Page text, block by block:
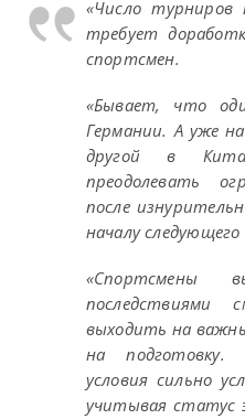
«Число турниров
требует
спортсмен.
«Бывает, что
Германии. А уже
другой в
преодолевать
после
началу
«Спортсмены
последствиями
выходить на
на подготовку.
условия сильно
учитывая статус